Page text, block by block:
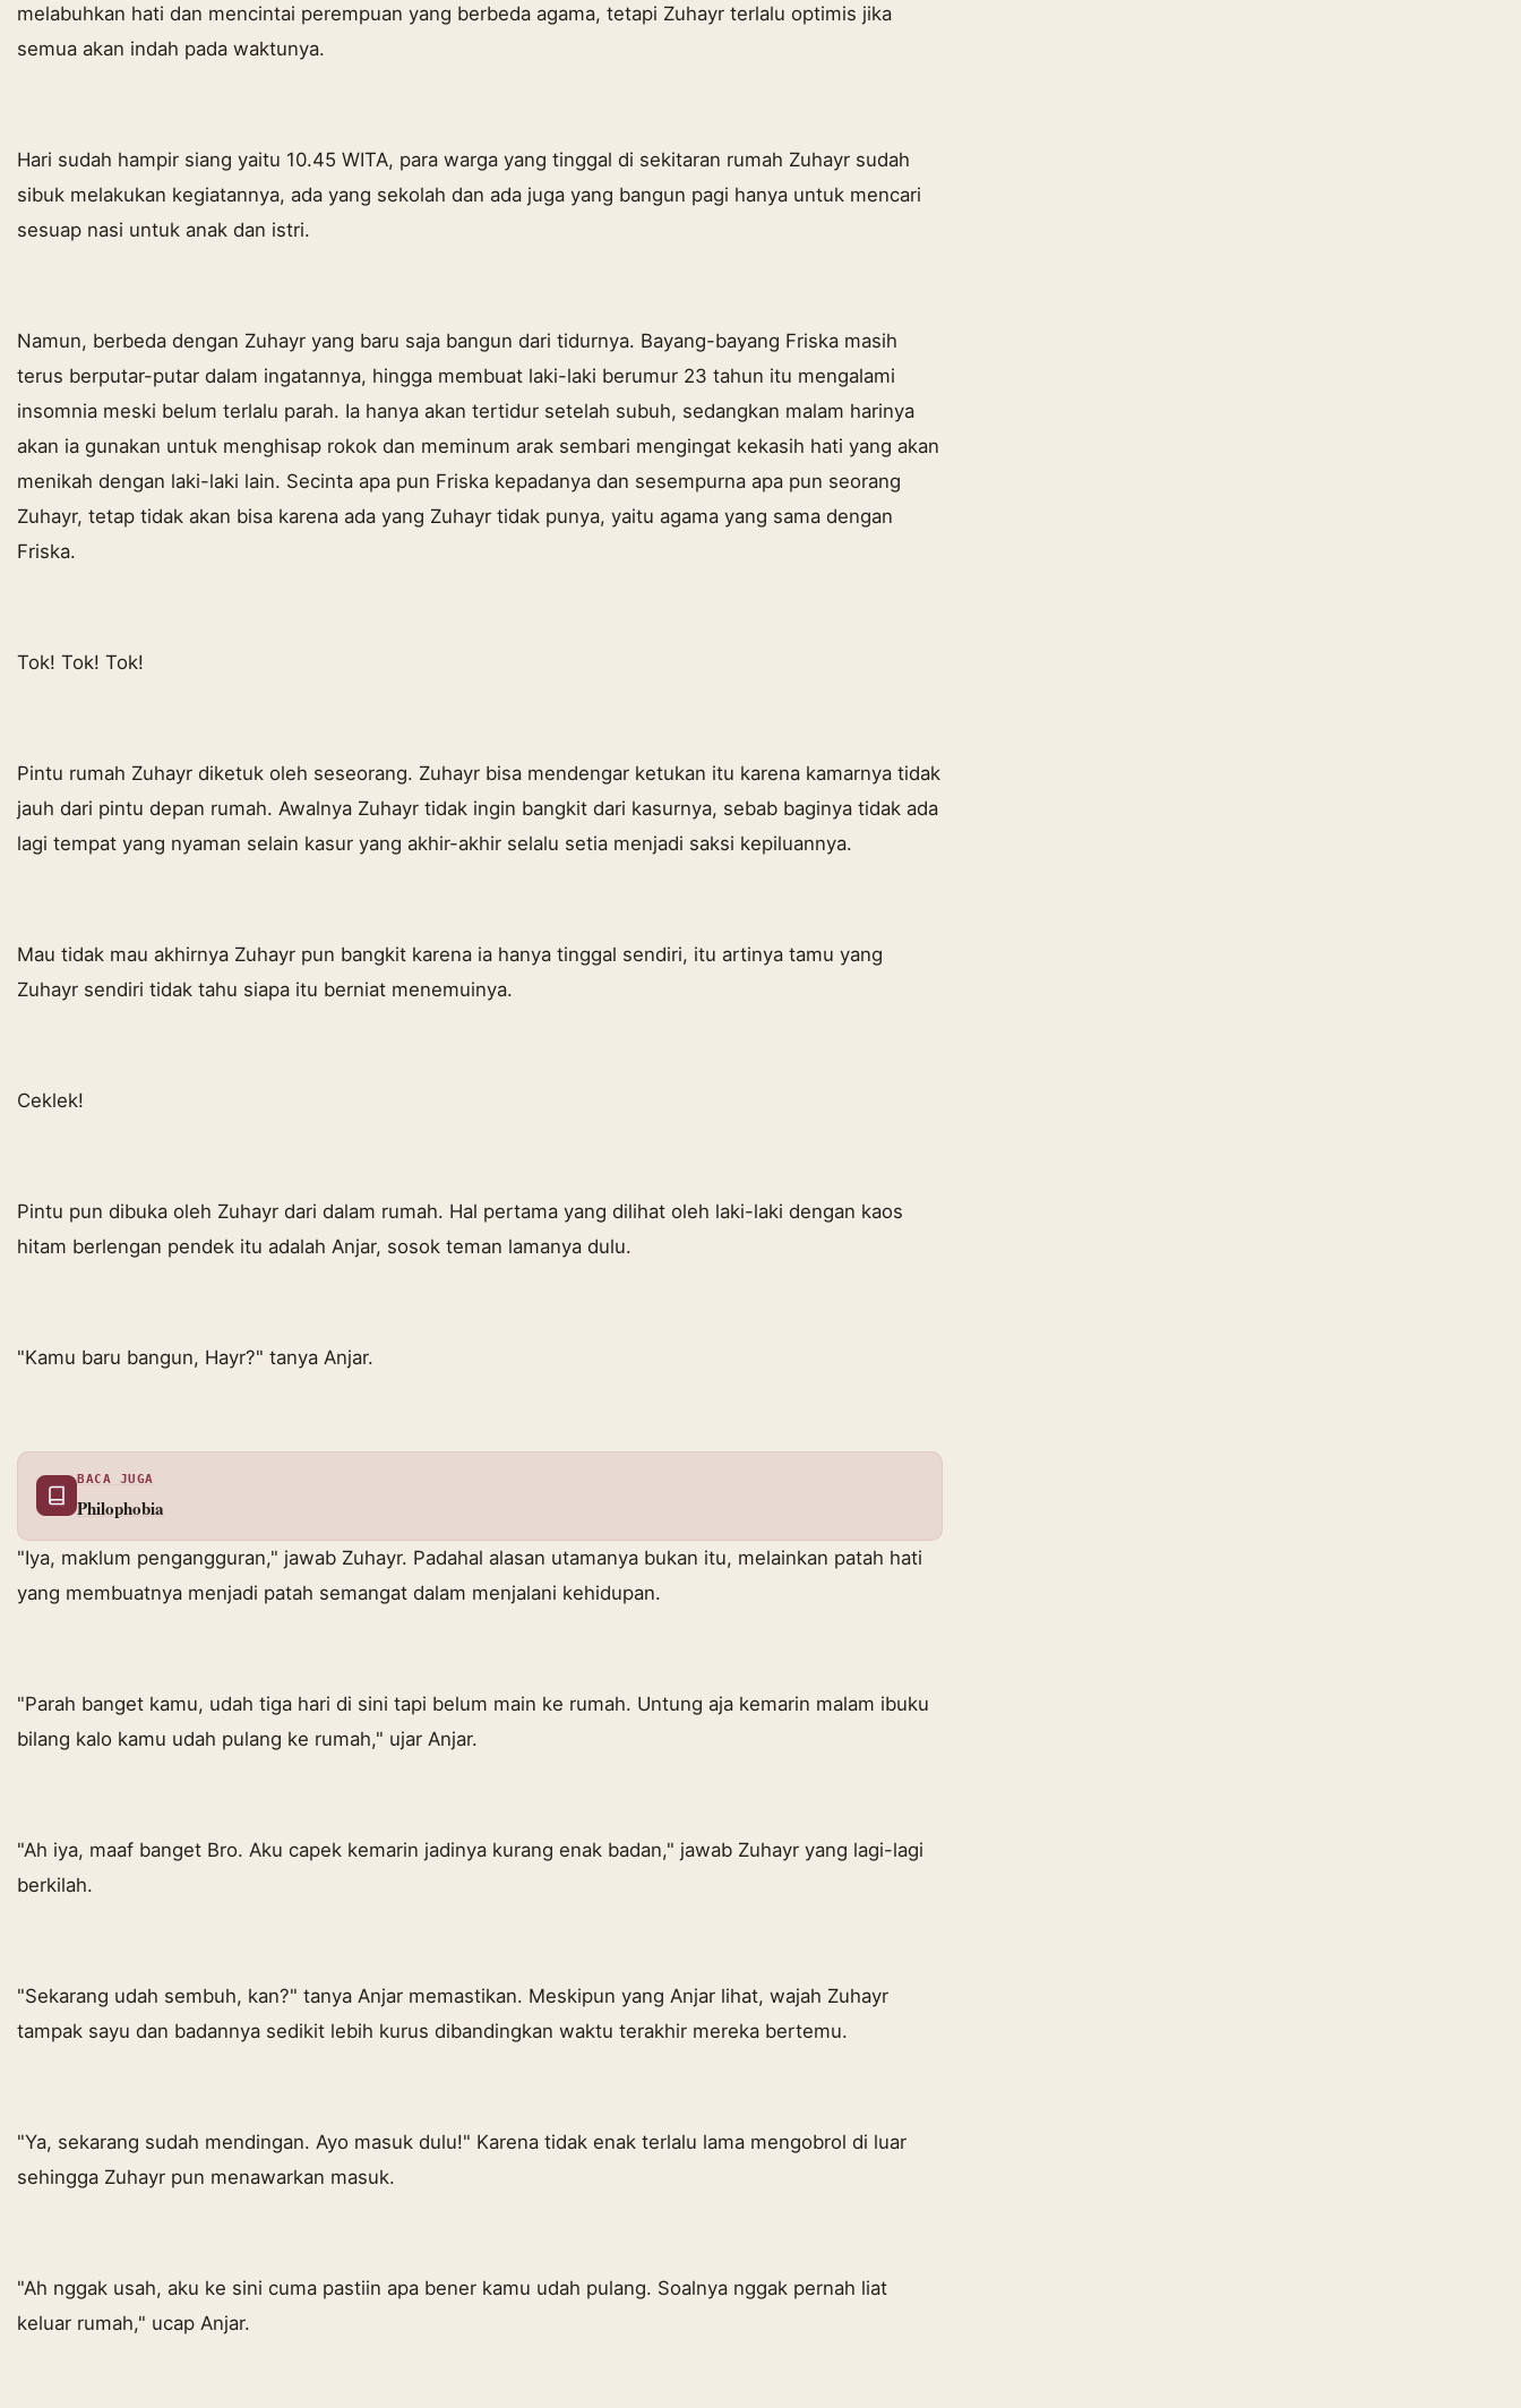
melabuhkan hati dan mencintai perempuan yang berbeda agama, tetapi Zuhayr terlalu optimis jika
semua akan indah pada waktunya.
Hari sudah hampir siang yaitu 10.45 WITA, para warga yang tinggal di sekitaran rumah Zuhayr sudah
sibuk melakukan kegiatannya, ada yang sekolah dan ada juga yang bangun pagi hanya untuk mencari
sesuap nasi untuk anak dan istri.
Namun, berbeda dengan Zuhayr yang baru saja bangun dari tidurnya. Bayang-bayang Friska masih
terus berputar-putar dalam ingatannya, hingga membuat laki-laki berumur 23 tahun itu mengalami
insomnia meski belum terlalu parah. Ia hanya akan tertidur setelah subuh, sedangkan malam harinya
akan ia gunakan untuk menghisap rokok dan meminum arak sembari mengingat kekasih hati yang akan
menikah dengan laki-laki lain. Secinta apa pun Friska kepadanya dan sesempurna apa pun seorang
Zuhayr, tetap tidak akan bisa karena ada yang Zuhayr tidak punya, yaitu agama yang sama dengan
Friska.
Tok! Tok! Tok!
Pintu rumah Zuhayr diketuk oleh seseorang. Zuhayr bisa mendengar ketukan itu karena kamarnya tidak
jauh dari pintu depan rumah. Awalnya Zuhayr tidak ingin bangkit dari kasurnya, sebab baginya tidak ada
lagi tempat yang nyaman selain kasur yang akhir-akhir selalu setia menjadi saksi kepiluannya.
Mau tidak mau akhirnya Zuhayr pun bangkit karena ia hanya tinggal sendiri, itu artinya tamu yang
Zuhayr sendiri tidak tahu siapa itu berniat menemuinya.
Ceklek!
Pintu pun dibuka oleh Zuhayr dari dalam rumah. Hal pertama yang dilihat oleh laki-laki dengan kaos
hitam berlengan pendek itu adalah Anjar, sosok teman lamanya dulu.
"Kamu baru bangun, Hayr?" tanya Anjar.
BACA JUGA
Philophobia
"Iya, maklum pengangguran," jawab Zuhayr. Padahal alasan utamanya bukan itu, melainkan patah hati
yang membuatnya menjadi patah semangat dalam menjalani kehidupan.
"Parah banget kamu, udah tiga hari di sini tapi belum main ke rumah. Untung aja kemarin malam ibuku
bilang kalo kamu udah pulang ke rumah," ujar Anjar.
"Ah iya, maaf banget Bro. Aku capek kemarin jadinya kurang enak badan," jawab Zuhayr yang lagi-lagi
berkilah.
"Sekarang udah sembuh, kan?" tanya Anjar memastikan. Meskipun yang Anjar lihat, wajah Zuhayr
tampak sayu dan badannya sedikit lebih kurus dibandingkan waktu terakhir mereka bertemu.
"Ya, sekarang sudah mendingan. Ayo masuk dulu!" Karena tidak enak terlalu lama mengobrol di luar
sehingga Zuhayr pun menawarkan masuk.
"Ah nggak usah, aku ke sini cuma pastiin apa bener kamu udah pulang. Soalnya nggak pernah liat
keluar rumah," ucap Anjar.